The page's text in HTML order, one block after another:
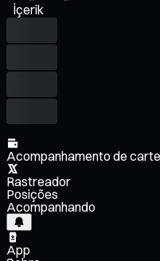
İçerik
Acompanhamento de
Rastreador
Posições
Acompanhando
App